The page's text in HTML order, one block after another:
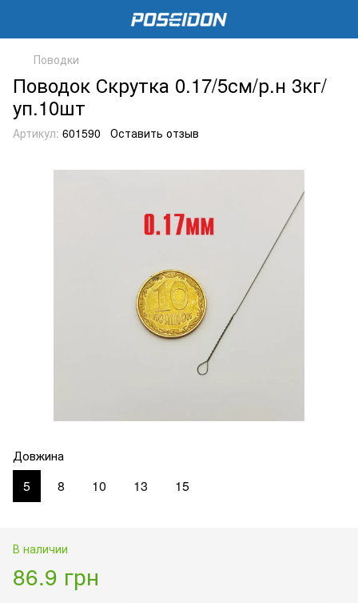
Поводки
Поводок Скрутка 0.17/5см/р.н 3кг/
уп.10шт
Артикул: 601590 Оставить отзыв
Довжина
5 8 10 13 15
В наличии
86.9 грн